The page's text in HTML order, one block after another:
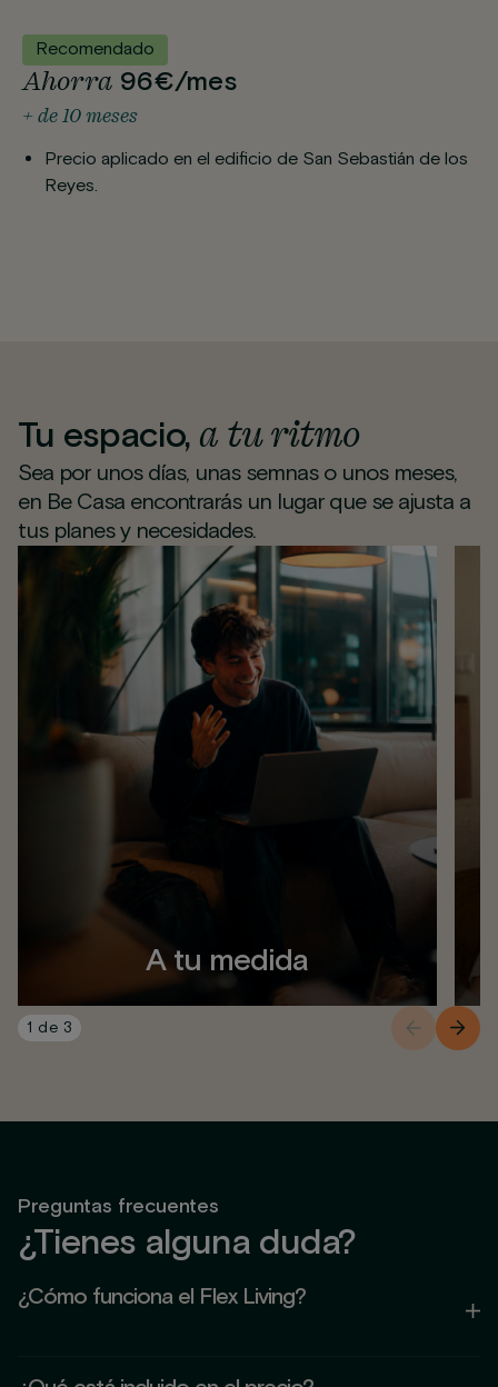
Recomendado
Ahorra 96€/mes
+ de 10 meses
Precio aplicado en el edificio de San Sebastián de los
Reyes.
Tu espacio, a tu ritmo
Sea por unos días, unas semnas o unos meses,
en Be Casa encontrarás un lugar que se ajusta a
tus planes y necesidades.
A tu medida
1 de 3
Preguntas frecuentes
¿Tienes alguna duda?
¿Cómo funciona el Flex Living?